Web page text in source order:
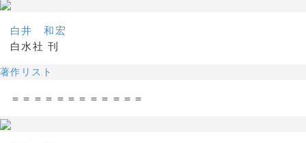
白井 和宏
白水社 刊
著作リスト
＝＝＝＝＝＝＝＝＝＝＝＝